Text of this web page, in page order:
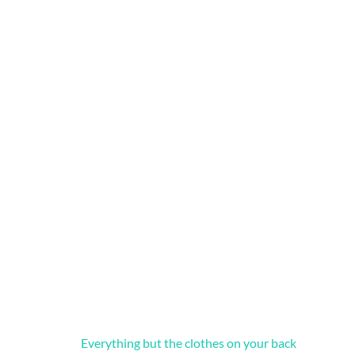
Everything but the clothes on your back